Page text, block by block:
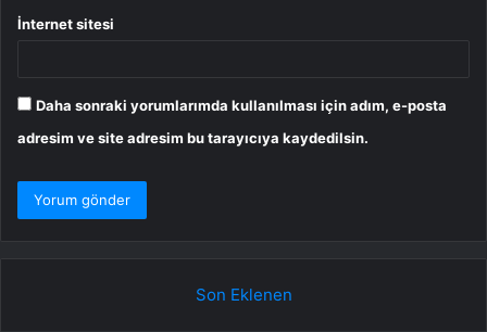
İnternet sitesi
Daha sonraki yorumlarımda kullanılması için adım, e-posta
adresim ve site adresim bu tarayıcıya kaydedilsin.
Son Eklenen